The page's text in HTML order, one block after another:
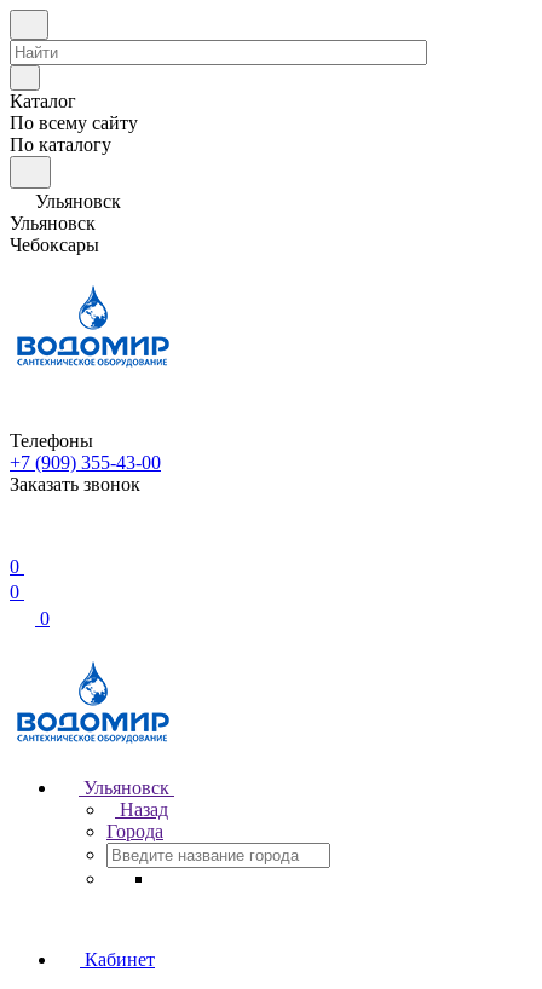
Каталог
По всему сайту
По каталогу
Ульяновск
Ульяновск
Чебоксары
Телефоны
+7 (909) 355-43-00
Заказать звонок
0
0
0
Ульяновск
Назад
Города
Кабинет